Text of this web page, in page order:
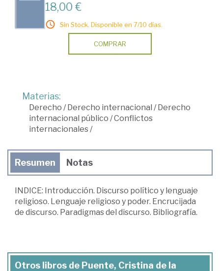
18,00 €
Sin Stock. Disponible en 7/10 días.
COMPRAR
Materias:
Derecho /Derecho internacional /Derecho
internacional público /Conflictos
internacionales/
Resumen Notas
INDICE: Introducción. Discurso político y lenguaje
religioso. Lenguaje religioso y poder. Encrucijada
de discurso. Paradigmas del discurso. Bibliografía.
Otros libros de Puente, Cristina de la